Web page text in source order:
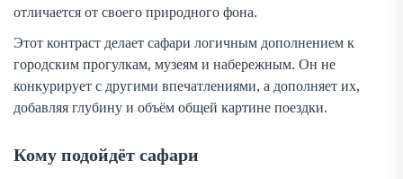
отличается от своего природного фона.
Этот контраст делает сафари логичным дополнением к
городским прогулкам, музеям и набережным. Он не
конкурирует с другими впечатлениями, а дополняет их,
добавляя глубину и объём общей картине поездки.
Кому подойдёт сафари